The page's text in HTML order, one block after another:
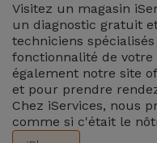
Visitez un magasin
un diagnostic gratuit
techniciens
fonctionnalité de votre
également notre site
et pour prendre
Chez iServices, nous
comme si c'était le